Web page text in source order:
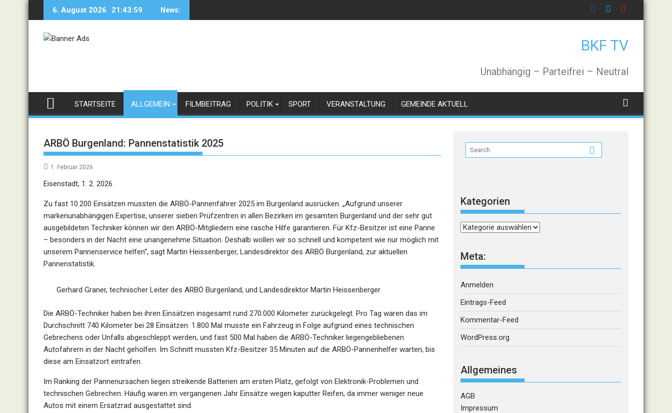
6. August 2026 21:43:59 News:
BKF TV
Unabhängig – Parteifrei – Neutral
STARTSEITE ALLGEMEIN FILMBEITRAG POLITIK SPORT VERANSTALTUNG GEMEINDE AKTUELL
ARBÖ Burgenland: Pannenstatistik 2025
1. Februar 2026
Eisenstadt, 1. 2. 2026
Zu fast 10.200 Einsätzen mussten die ARBÖ-Pannenfahrer 2025 im Burgenland ausrücken. „Aufgrund unserer
markenunabhängigen Expertise, unserer sieben Prüfzentren in allen Bezirken im gesamten Burgenland und der sehr gut
ausgebildeten Techniker können wir den ARBÖ-Mitgliedern eine rasche Hilfe garantieren. Für Kfz-Besitzer ist eine Panne
– besonders in der Nacht eine unangenehme Situation. Deshalb wollen wir so schnell und kompetent wie nur möglich mit
unserem Pannenservice helfen“, sagt Martin Heissenberger, Landesdirektor des ARBÖ Burgenland, zur aktuellen
Pannenstatistik.
Gerhard Graner, technischer Leiter des ARBÖ Burgenland, und Landesdirektor Martin Heissenberger
Die ARBÖ-Techniker haben bei ihren Einsätzen insgesamt rund 270.000 Kilometer zurückgelegt. Pro Tag waren das im
Durchschnitt 740 Kilometer bei 28 Einsätzen. 1.800 Mal musste ein Fahrzeug in Folge aufgrund eines technischen
Gebrechens oder Unfalls abgeschleppt werden, und fast 500 Mal haben die ARBÖ-Techniker liegengebliebenen
Autofahrern in der Nacht geholfen. Im Schnitt mussten Kfz-Besitzer 35 Minuten auf die ARBÖ-Pannenhelfer warten, bis
diese am Einsatzort eintrafen.
Im Ranking der Pannenursachen liegen streikende Batterien am ersten Platz, gefolgt von Elektronik-Problemen und
technischen Gebrechen. Häufig waren im vergangenen Jahr Einsätze wegen kaputter Reifen, da immer weniger neue
Autos mit einem Ersatzrad ausgestattet sind.
Kategorien
Kategorien
Meta:
Anmelden
Eintrags-Feed
Kommentar-Feed
WordPress.org
Allgemeines
AGB
Impressum